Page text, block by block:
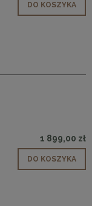
DO KOSZYKA
1 899,00 zł
DO KOSZYKA